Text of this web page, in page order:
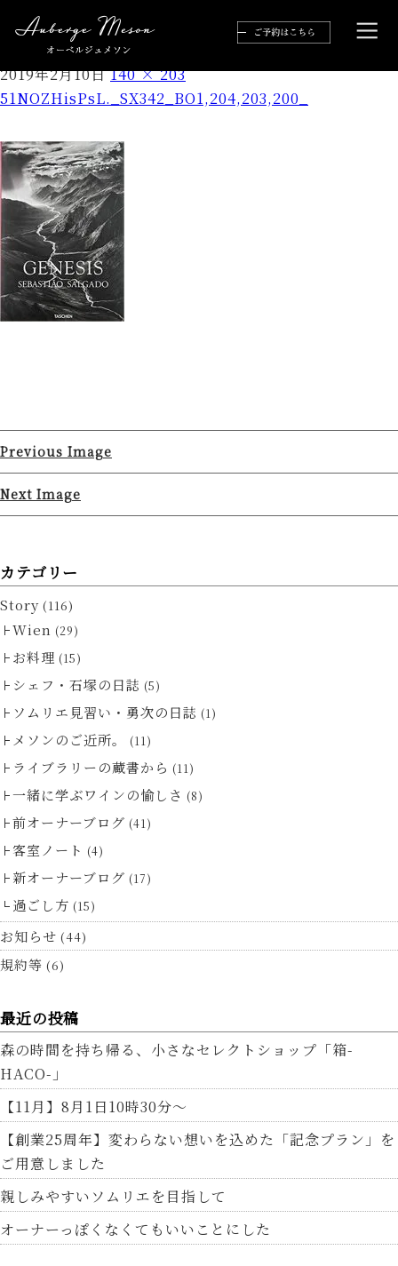
51NOZHisPsL._SX342_BO1,204,203,200_
2019年2月10日 140 × 203
51NOZHisPsL._SX342_BO1,204,203,200_
Previous Image
Next Image
カテゴリー
Story (116)
Wien (29)
お料理 (15)
シェフ・石塚の日誌 (5)
ソムリエ見習い・勇次の日誌 (1)
メソンのご近所。 (11)
ライブラリーの蔵書から (11)
一緒に学ぶワインの愉しさ (8)
前オーナーブログ (41)
客室ノート (4)
新オーナーブログ (17)
過ごし方 (15)
お知らせ (44)
規約等 (6)
最近の投稿
森の時間を持ち帰る、小さなセレクトショップ「箱-
HACO-」
【11月】8月1日10時30分～
【創業25周年】変わらない想いを込めた「記念プラン」を
ご用意しました
親しみやすいソムリエを目指して
オーナーっぽくなくてもいいことにした